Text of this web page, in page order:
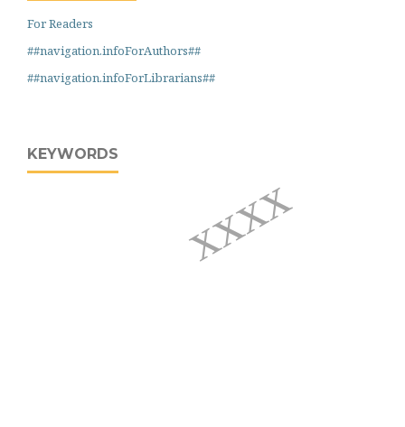
For Readers
##navigation.infoForAuthors##
##navigation.infoForLibrarians##
KEYWORDS
xxxx